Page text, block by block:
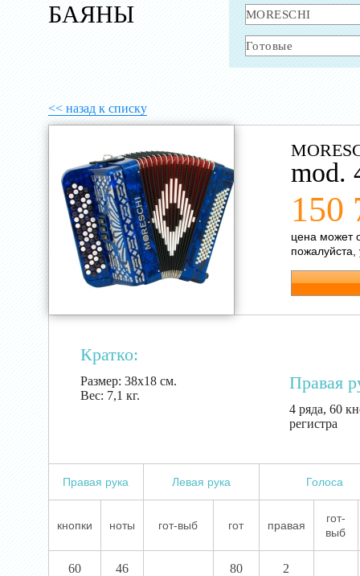
БАЯНЫ
<< назад к списку
mod.
150
цена может
пожалуйста,
Кратко:
Размер: 38х18 см.
Вес: 7,1 кг.
Правая
4 ряда, 60
регистра
Правая рука Левая рука Голоса
кнопки ноты гот-выб гот правая
гот-
выб
60 46 80 2